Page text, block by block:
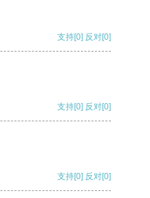
支持[0] 反对[0]
支持[0] 反对[0]
支持[0] 反对[0]